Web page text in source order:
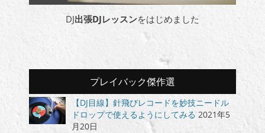
DJ出張DJレッスンをはじめました
プレイバック傑作選
【DJ目線】針飛びレコードを妙技ニードル
ドロップで使えるようにしてみる 2021年5
月20日